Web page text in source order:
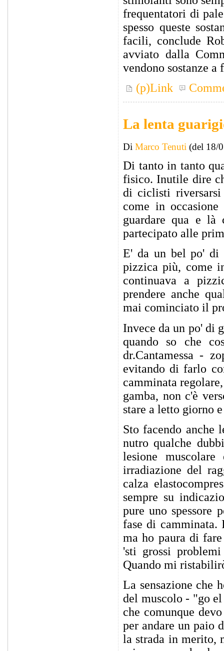
frequentatori di
spesso queste
facili, conclude
avviato dalla
vendono sostanze
(p)Link
La lenta
Di Marco Tenuti (del 18/
Di tanto in tanto
fisico. Inutile dire
di ciclisti riversarsi
come in
guardare qua e là
partecipato alle
E' da un bel po' di
pizzica più, come
continuava a
prendere anche
mai cominciato il
Invece da un po' di
quando so che
dr.Cantamessa -
evitando di farlo
camminata
gamba, non c'è
stare a letto giorno
Sto facendo anche
nutro qualche
lesione
irradiazione del
calza
sempre su
pure uno spessore
fase di camminata.
ma ho paura di
'sti grossi
Quando mi
La sensazione che
del muscolo - "go
che comunque
per andare un paio
la strada in merito,